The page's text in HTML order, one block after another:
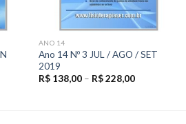
ANO 14
Ano 14 Nº 3 JUL / AGO / SET
2019
R$138,00– R$228,00